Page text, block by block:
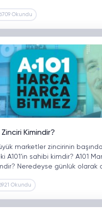
borçlar ödenmelidir.
Okundu
Kimindir?
marketler zincirinin başında
A101’in sahibi kimdir? A101
Neredeyse günlük olarak
yöneticisi ve sahibi aslen
Okundu